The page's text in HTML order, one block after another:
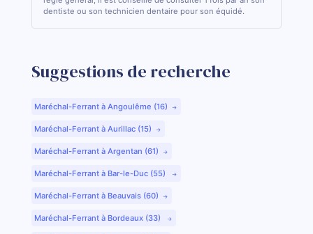
dentiste ou son technicien dentaire pour son équidé.
Suggestions de recherche
Maréchal-Ferrant à Angoulême (16)
Maréchal-Ferrant à Aurillac (15)
Maréchal-Ferrant à Argentan (61)
Maréchal-Ferrant à Bar-le-Duc (55)
Maréchal-Ferrant à Beauvais (60)
Maréchal-Ferrant à Bordeaux (33)